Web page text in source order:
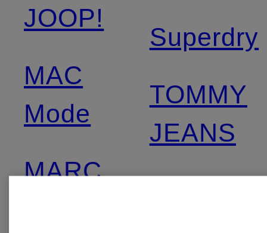
JOOP!
MAC
Mode
MARC
Superdry
TOMMY
JEANS